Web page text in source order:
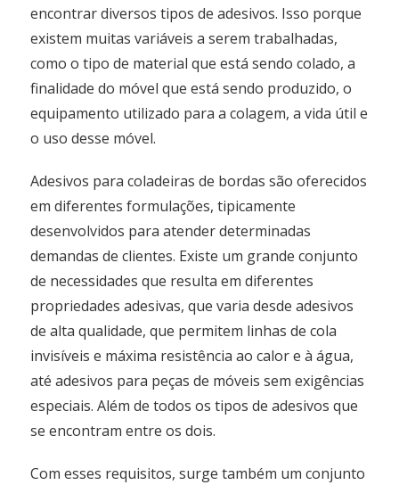
encontrar diversos tipos de adesivos. Isso porque
existem muitas variáveis a serem trabalhadas,
como o tipo de material que está sendo colado, a
finalidade do móvel que está sendo produzido, o
equipamento utilizado para a colagem, a vida útil e
o uso desse móvel.
Adesivos para coladeiras de bordas são oferecidos
em diferentes formulações, tipicamente
desenvolvidos para atender determinadas
demandas de clientes. Existe um grande conjunto
de necessidades que resulta em diferentes
propriedades adesivas, que varia desde adesivos
de alta qualidade, que permitem linhas de cola
invisíveis e máxima resistência ao calor e à água,
até adesivos para peças de móveis sem exigências
especiais. Além de todos os tipos de adesivos que
se encontram entre os dois.
Com esses requisitos, surge também um conjunto